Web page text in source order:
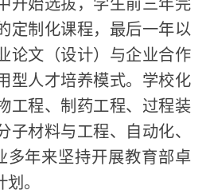
定制化课程，最后一年以
论文（设计）与企业合作
型人才培养模式。学校化
工程、制药工程、过程装
材料与工程、自动化、
年来坚持开展教育部卓
。